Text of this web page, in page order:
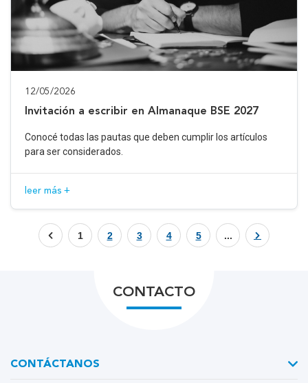
12/05/2026
Invitación a escribir en Almanaque BSE 2027
Conocé todas las pautas que deben cumplir los artículos
para ser considerados.
leer más +
1 2 3 4 5 ...
CONTACTO
CONTÁCTANOS